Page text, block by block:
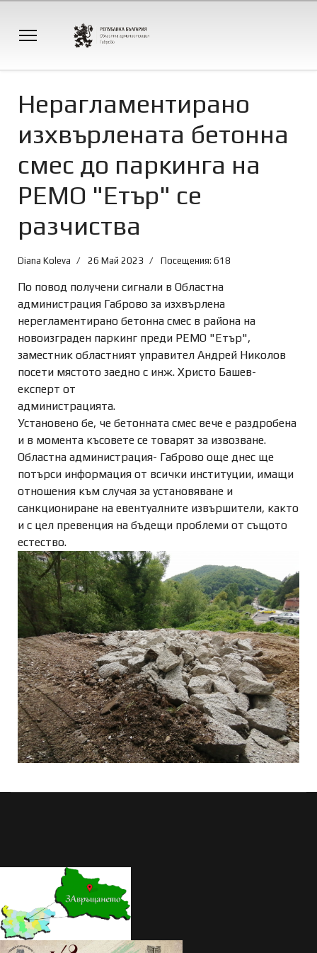
Нерагламентирано
изхвърлената бетонна
смес до паркинга на
РЕМО "Етър" се
разчиства
Diana Koleva 26 Май 2023 Посещения: 618
По повод получени сигнали в Областна
администрация Габрово за изхвърлена
нерегламентирано бетонна смес в района на
новоизграден паркинг преди РЕМО "Етър",
заместник областният управител Андрей Николов
посети мястото заедно с инж. Христо Башев-
експерт от
администрацията.
Установено бе, че бетонната смес вече е раздробена
и в момента късовете се товарят за извозване.
Областна администрация- Габрово още днес ще
потърси информация от всички институции, имащи
отношения към случая за установяване и
санкциониране на евентуалните извършители, както
и с цел превенция на бъдещи проблеми от същото
естество.